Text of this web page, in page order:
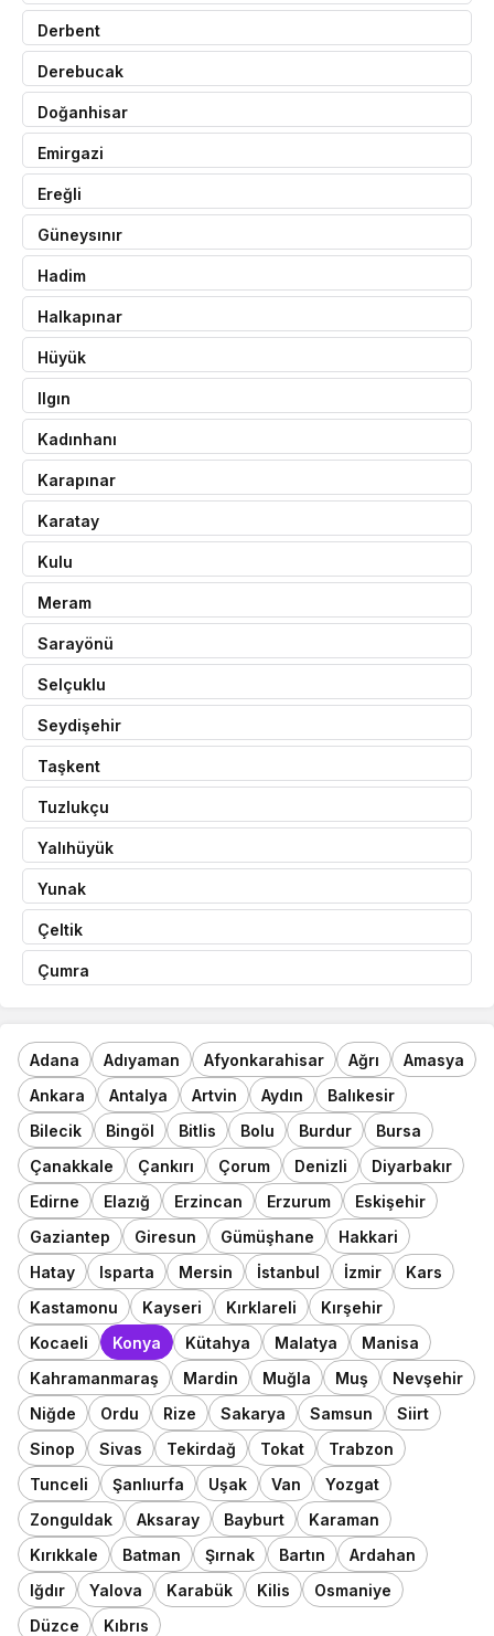
Derbent
Derebucak
Doğanhisar
Emirgazi
Ereğli
Güneysınır
Hadim
Halkapınar
Hüyük
Ilgın
Kadınhanı
Karapınar
Karatay
Kulu
Meram
Sarayönü
Selçuklu
Seydişehir
Taşkent
Tuzlukçu
Yalıhüyük
Yunak
Çeltik
Çumra
Adana Adıyaman Afyonkarahisar Ağrı
Amasya
Ankara
Antalya Artvin Aydın
Balıkesir
Bilecik
Bingöl Bitlis Bolu Burdur
Bursa
Çanakkale
Çankırı Çorum Denizli
Diyarbakır
Edirne
Elazığ Erzincan Erzurum
Eskişehir
Gaziantep
Giresun Gümüşhane
Hakkari
Hatay
Isparta Mersin İstanbul İzmir
Kars
Kastamonu
Kayseri Kırklareli
Kırşehir
Kocaeli
Konya Kütahya Malatya
Manisa
Kahramanmaraş
Mardin Muğla Muş
Nevşehir
Niğde
Ordu Rize Sakarya Samsun
Siirt
Sinop
Sivas Tekirdağ Tokat
Trabzon
Tunceli
Şanlıurfa Uşak Van
Yozgat
Zonguldak
Aksaray Bayburt
Karaman
Kırıkkale
Batman Şırnak Bartın
Ardahan
Iğdır
Yalova Karabük Kilis
Osmaniye
Düzce
Kıbrıs